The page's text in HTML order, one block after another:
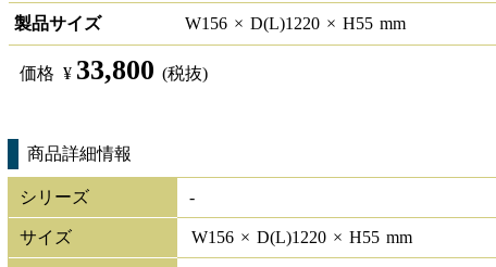
製品サイズ W156 × D(L)1220 × H55 mm
価格 ¥ 33,800 (税抜)
商品詳細情報
シリーズ -
サイズ W156 × D(L)1220 × H55 mm